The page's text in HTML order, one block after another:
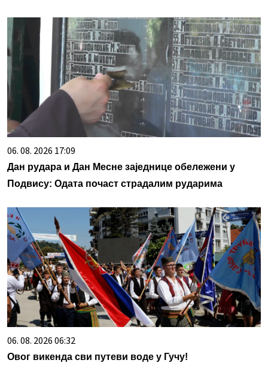
06. 08. 2026 17:09
Дан рудара и Дан Месне заједнице обележени у
Подвису: Одата почаст страдалим рударима
06. 08. 2026 06:32
Овог викенда сви путеви воде у Гучу!